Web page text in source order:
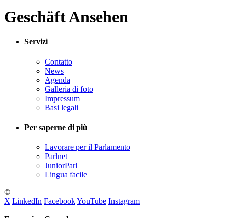
Geschäft Ansehen
Servizi
Contatto
News
Agenda
Galleria di foto
Impressum
Basi legali
Per saperne di più
Lavorare per il Parlamento
Parlnet
JuniorParl
Lingua facile
©
X LinkedIn FacebookYouTube Instagram